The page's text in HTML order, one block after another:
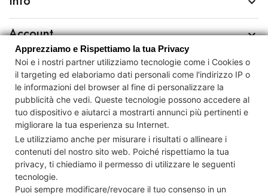
Account 
Contact us 
Newsletter 
Controlla la tua privacy
© Cartamagna S.r.l. Società Benefit P.IVA 15111121008 REA RM-
1568561 Cap.Soc. € 10.000 i.v.
Apprezziamo e Rispettiamo la tua Privacy
Noi e i nostri partner utilizziamo tecnologie come i Cookies o
il targeting ed elaboriamo dati personali come l'indirizzo IP o
le informazioni del browser al fine di personalizzare la
pubblicità che vedi. Queste tecnologie possono accedere al
tuo dispositivo e aiutarci a mostrarti annunci più pertinenti e
migliorare la tua esperienza su Internet.
Le utilizziamo anche per misurare i risultati o allineare i
contenuti del nostro sito web. Poiché rispettiamo la tua
privacy, ti chiediamo il permesso di utilizzare le seguenti
tecnologie.
Puoi sempre modificare/revocare il tuo consenso in un